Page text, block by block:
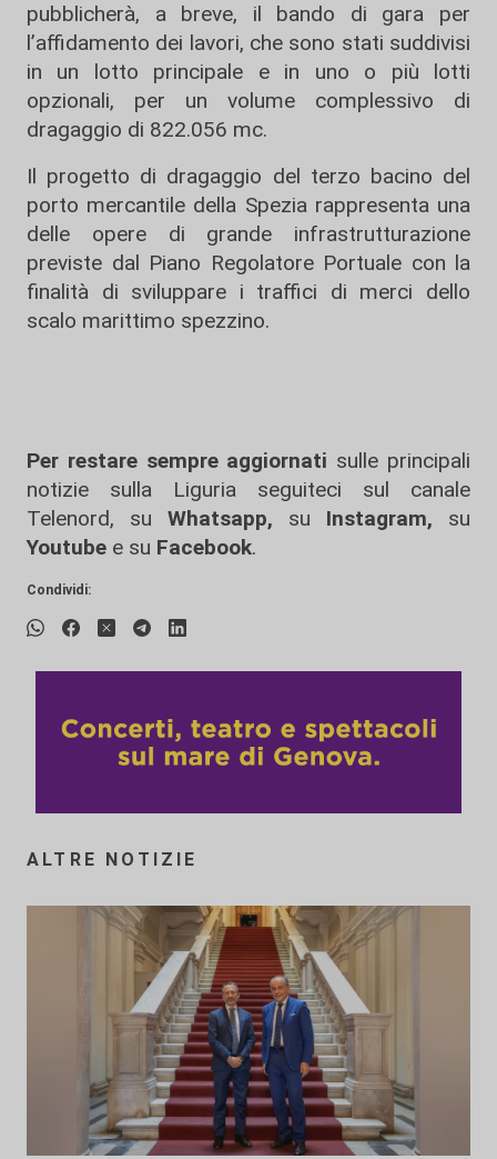
pubblicherà, a breve, il bando di gara per
l’affidamento dei lavori, che sono stati suddivisi
in un lotto principale e in uno o più lotti
opzionali, per un volume complessivo di
dragaggio di 822.056 mc.
Il progetto di dragaggio del terzo bacino del
porto mercantile della Spezia rappresenta una
delle opere di grande infrastrutturazione
previste dal Piano Regolatore Portuale con la
finalità di sviluppare i traffici di merci dello
scalo marittimo spezzino.
Per restare sempre aggiornati sulle principali
notizie sulla Liguria seguiteci sul canale
Telenord, su
Whatsapp, su Instagram, su
Youtube e su Facebook.
Condividi:
ALTRE NOTIZIE